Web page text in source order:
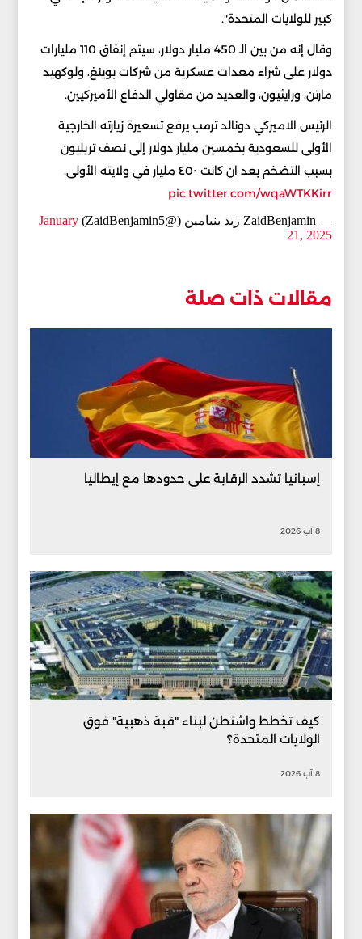
كبير للولايات المتحدة".
وقال إنه من بين الـ 450 مليار دولار، سيتم إنفاق 110 مليارات
دولار على شراء معدات عسكرية من شركات بوينغ، ولوكهيد
مارتن، ورايثيون، والعديد من مقاولي الدفاع الأميركيين.
الرئيس الاميركي دونالد ترمب يرفع تسعيرة زيارته الخارجية
الأولى للسعودية بخمسين مليار دولار إلى نصف تريليون
بسبب التضخم بعد ان كانت ٤٥٠ مليار في ولايته الأولى.
pic.twitter.com/wqaWTKKirr
— ZaidBenjamin زيد بنيامين (@ZaidBenjamin5)
January
21, 2025
مقالات ذات صلة
إسبانيا تشدد الرقابة على حدودها مع إيطاليا
8 آب 2026
كيف تخطط واشنطن لبناء "قبة ذهبية" فوق
الولايات المتحدة؟
8 آب 2026